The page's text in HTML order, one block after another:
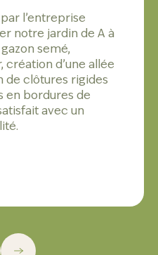
l’entreprise
notre jardin de A à
semé,
création d’une allée
de clôtures rigides
en bordures de
avec un